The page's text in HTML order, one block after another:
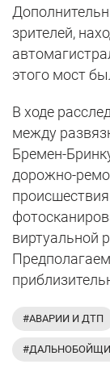
зрителей,
этого мост
В ходе
между
Бремен-
дорожно-
виртуальной
#АВАРИИ И ДТП